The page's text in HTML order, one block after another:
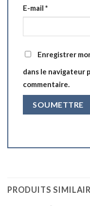
E-mail *
Enregistrer
dans le navigateur
commentaire.
PRODUITS